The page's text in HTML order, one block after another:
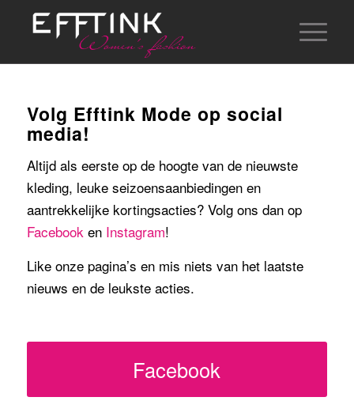
Volg Efftink Mode op social
media!
Altijd als eerste op de hoogte van de nieuwste
kleding, leuke seizoensaanbiedingen en
aantrekkelijke kortingsacties? Volg ons dan op
Facebooken Instagram!
Like onze pagina’s en mis niets van het laatste
nieuws en de leukste acties.
Facebook